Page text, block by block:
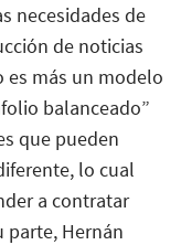
necesidades de
de noticias
es más un modelo
balanceado”
que pueden
lo cual
a contratar
parte, Hernán